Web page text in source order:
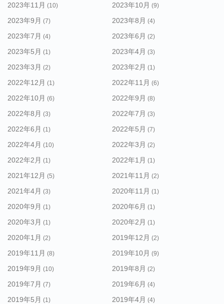
2023年11月 (10) 2023年10月 (9)
2023年9月 (7) 2023年8月 (4)
2023年7月 (4) 2023年6月 (2)
2023年5月 (1) 2023年4月 (3)
2023年3月 (2) 2023年2月 (1)
2022年12月 (1) 2022年11月 (6)
2022年10月 (6) 2022年9月 (8)
2022年8月 (3) 2022年7月 (3)
2022年6月 (1) 2022年5月 (7)
2022年4月 (10) 2022年3月 (2)
2022年2月 (1) 2022年1月 (1)
2021年12月 (5) 2021年11月 (2)
2021年4月 (3) 2020年11月 (1)
2020年9月 (1) 2020年6月 (1)
2020年3月 (1) 2020年2月 (1)
2020年1月 (2) 2019年12月 (2)
2019年11月 (8) 2019年10月 (9)
2019年9月 (10) 2019年8月 (2)
2019年7月 (7) 2019年6月 (4)
2019年5月 (1) 2019年4月 (4)